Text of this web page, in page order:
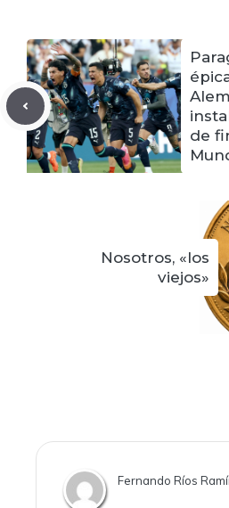
de
Nosotros, «los
viejos»
Fernando Ríos